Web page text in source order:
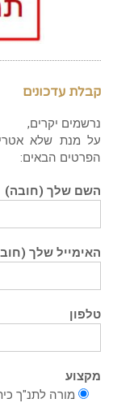
קבלת עדכונים
נרשמים יקרים,
על מנת שלא
הפרטים הבאים:
השם שלך (חובה)
האימייל שלך
טלפון
מקצוע
מורה לתנ"ך